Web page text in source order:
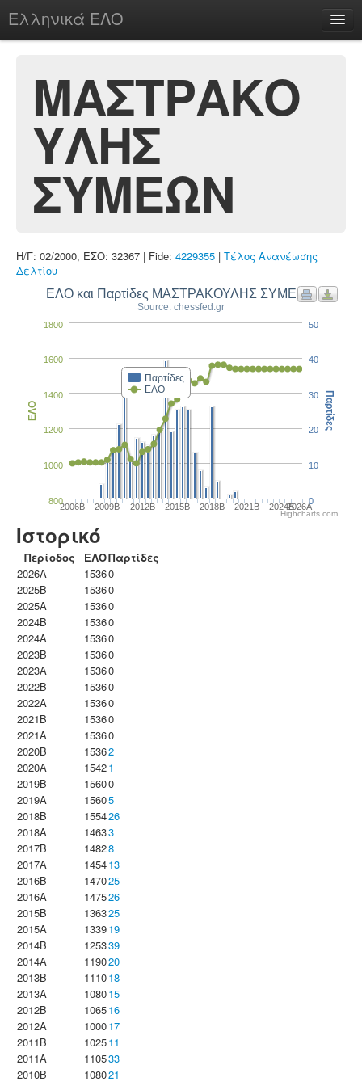
Ελληνικά ΕΛΟ
chesstu.be @ discord
ΜΑΣΤΡΑΚΟ
ΥΛΗΣ
ΣΥΜΕΩΝ
Η/Γ: 02/2000, ΕΣΟ: 32367 | Fide: 4229355 | Τέλος Ανανέωσης
Δελτίου
ΕΛΟ και Παρτίδες ΜΑΣΤΡΑΚΟΥΛΗΣ ΣΥΜΕΩΝ
Source: chessfed.gr
Παρτίδες
ΕΛΟ
2006B 2009B 2012B 2015B 2018B 2021B 2024B2026A
800
1000
1200
1400
1600
1800
ΕΛΟ
0
10
20
30
40
50
Παρτίδες
Highcharts.com
Ιστορικό
Περίοδος ΕΛΟΠαρτίδες
2026A
15360
2025B
15360
2025A
15360
2024B
15360
2024A
15360
2023B
15360
2023Α
15360
2022B
15360
2022A
15360
2021B
15360
2021A
15360
2020B
15362
2020A
15421
2019B
15600
2019A
15605
2018B
155426
2018A
14633
2017B
14828
2017A
145413
2016B
147025
2016A
147526
2015B
136325
2015A
133919
2014B
125339
2014A
119020
2013B
111018
2013A
108015
2012B
106516
2012A
100017
2011B
102511
2011A
110533
2010B
108021